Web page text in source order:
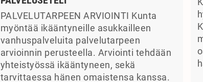
PALVELUTARPEEN ARVIOINTI Kunta
myöntää ikääntyneille asukkailleen
vanhuspalveluita palvelutarpeen
arvioinnin perusteella. Arviointi tehdään
yhteistyössä ikääntyneen, sekä
tarvittaessa hänen omaistensa kanssa.